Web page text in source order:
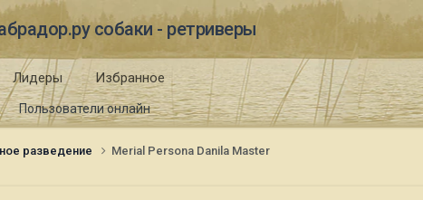
собаки - ретриверы
Пользователи онлайн
Лидеры Избранное
разведение Merial Persona Danila Master